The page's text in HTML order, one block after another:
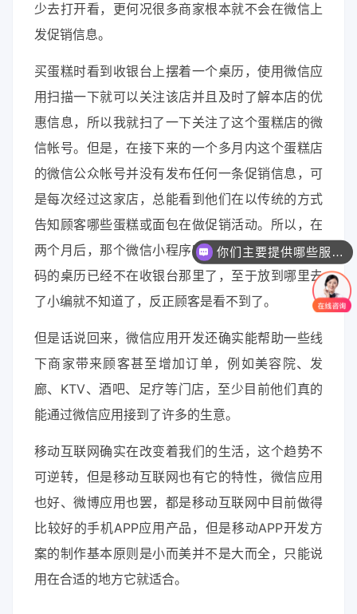
少去打开看，更何况很多商家根本就不会在微信上
发促销信息。
买蛋糕时看到收银台上摆着一个桌历，使用微信应
用扫描一下就可以关注该店并且及时了解本店的优
惠信息，所以我就扫了一下关注了这个蛋糕店的微
信帐号。但是，在接下来的一个多月内这个蛋糕店
的微信公众帐号并没有发布任何一条促销信息，可
是每次经过这家店，总能看到他们在以传统的方式
告知顾客哪些蛋糕或面包在做促销活动。所以，在
两个月后，那个微信小程序定制开发印有微信二维
码的桌历已经不在收银台那里了，至于放到哪里去
了小编就不知道了，反正顾客是看不到了。
但是话说回来，微信应用开发还确实能帮助一些线
下商家带来顾客甚至增加订单，例如美容院、发
廊、KTV、酒吧、足疗等门店，至少目前他们真的
能通过微信应用接到了许多的生意。
移动互联网确实在改变着我们的生活，这个趋势不
可逆转，但是移动互联网也有它的特性，微信应用
也好、微博应用也罢，都是移动互联网中目前做得
比较好的手机APP应用产品，但是移动APP开发方
案的制作基本原则是小而美并不是大而全，只能说
用在合适的地方它就适合。
你们主要提供哪些服务？可以根据需求定制吗？